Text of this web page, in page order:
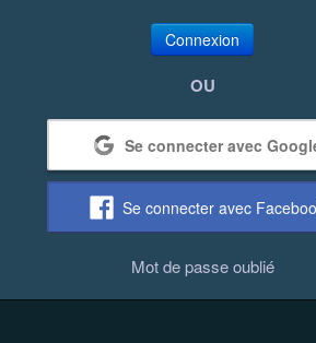
Connexion
OU
Se connecter avec
Se connecter avec
Mot de passe oublié